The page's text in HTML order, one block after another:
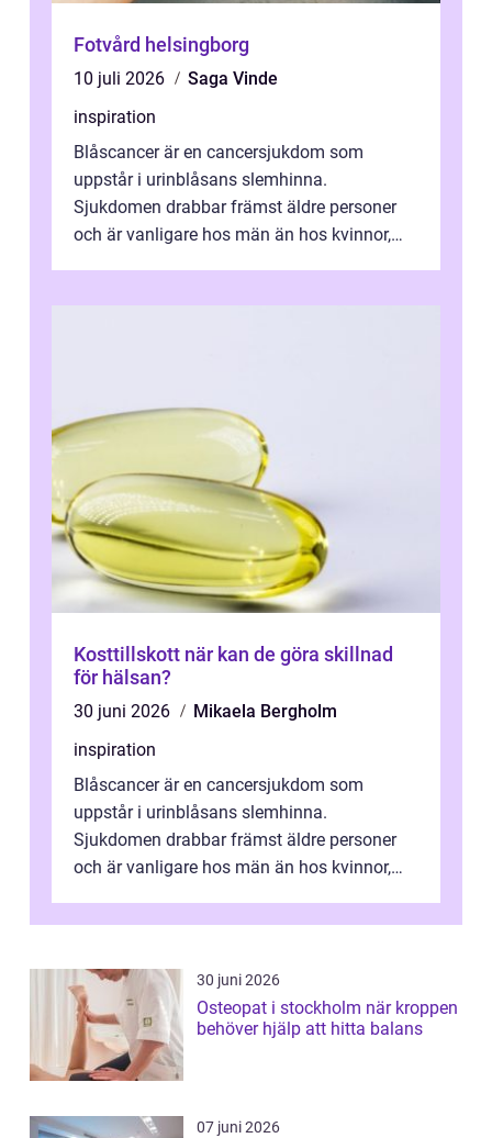
Fotvård helsingborg
10 juli 2026
Saga Vinde
inspiration
Blåscancer är en cancersjukdom som
uppstår i urinblåsans slemhinna.
Sjukdomen drabbar främst äldre personer
och är vanligare hos män än hos kvinnor,
Kosttillskott när kan de göra skillnad
för hälsan?
30 juni 2026
Mikaela Bergholm
inspiration
Blåscancer är en cancersjukdom som
uppstår i urinblåsans slemhinna.
Sjukdomen drabbar främst äldre personer
och är vanligare hos män än hos kvinnor,
förändringarna u...
30 juni 2026
Osteopat i stockholm när kroppen
behöver hjälp att hitta balans
07 juni 2026